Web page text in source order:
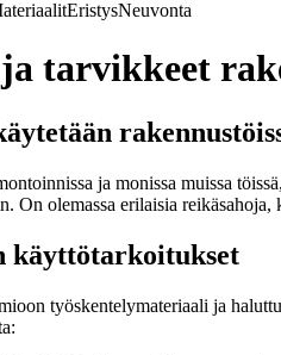
EristysNeuvonta
tarvikkeet
ja monissa muissa
olemassa erilaisia
käyttötarkoitukset
työskentelymateriaali ja